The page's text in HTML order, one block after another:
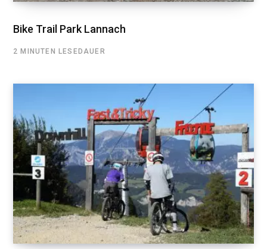
Bike Trail Park Lannach
2 MINUTEN LESEDAUER